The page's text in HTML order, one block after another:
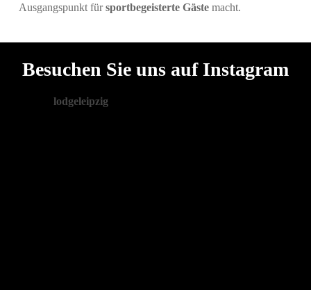
Ausgangspunkt fürsportbegeisterte Gästemacht.
Besuchen Sie uns auf Instagram
lodgeleipzig